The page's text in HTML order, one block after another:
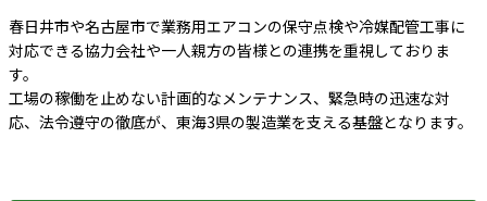
春日井市や名古屋市で業務用エアコンの保守点検や冷媒配管工事に
対応できる協力会社や一人親方の皆様との連携を重視しておりま
す。
工場の稼働を止めない計画的なメンテナンス、緊急時の迅速な対
応、法令遵守の徹底が、東海3県の製造業を支える基盤となります。